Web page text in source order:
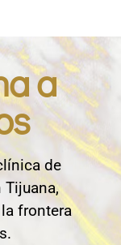
a
de
Tijuana,
frontera